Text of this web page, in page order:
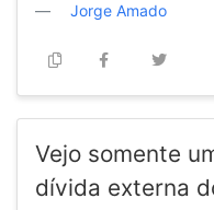
Jorge Amado
Vejo somente
dívida externa